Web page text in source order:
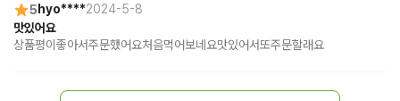
5 hyo****2024-5-8
맛있어요
상품평이좋아서주문했어요처음먹어보네요맛있어서또주문할래요